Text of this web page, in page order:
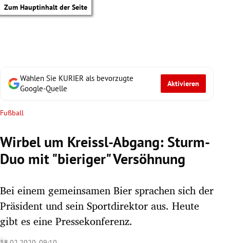
Zum Hauptinhalt der Seite
Untermenü
Untermenü
Wählen Sie KURIER als bevorzugte
Google-Quelle
Aktivieren
Fußball
Wirbel um Kreissl-Abgang: Sturm-
Duo mit "bieriger" Versöhnung
Bei einem gemeinsamen Bier sprachen sich der
Präsident und sein Sportdirektor aus. Heute
gibt es eine Pressekonferenz.